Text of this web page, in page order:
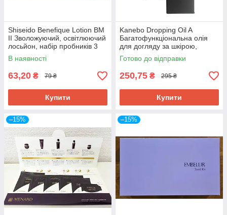
Shiseido Benefique Lotion ВМ
II Зволожуючий, освітлюючий
лосьйон, набір пробників 3
шт
В наявності
63,20 ₴ 79 ₴
Купити
Kanebo Dropping Oil A
Багатофункціональна олія
для догляду за шкірою,
волоссям, кутикулою,
пробник 3,5 мл
Готово до відправки
250,75 ₴ 295 ₴
Купити
–15% –15%